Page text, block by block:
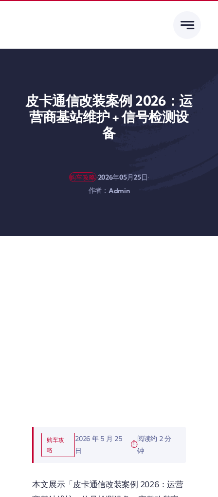
容
皮卡通信改装案例 2026：运
营商基站维护 + 信号检测设
备
购车攻略·2026年05月25日·
作者： Admin
购车攻
略
2026 年 5 月 25
日
阅读约 2 分
钟
本文展示「皮卡通信改装案例 2026：运营